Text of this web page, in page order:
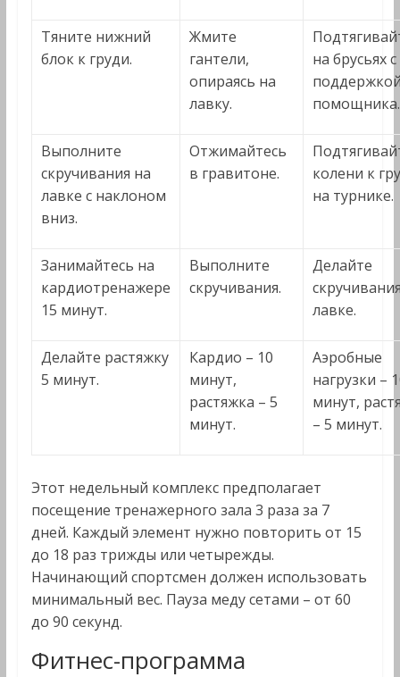
Тяните нижний
блок к груди.
Жмите
гантели,
опираясь на
лавку.
на брусьях с
помощника.
Выполните
скручивания на
лавке с наклоном
вниз.
Отжимайтесь
в гравитоне.
колени к
на турнике.
Занимайтесь на
кардиотренажере
15 минут.
Выполните
скручивания.
Делайте
лавке.
Делайте растяжку
5 минут.
Кардио – 10
минут,
растяжка – 5
минут.
Аэробные
нагрузки –
минут,
– 5 минут.
Этот недельный комплекс предполагает
посещение тренажерного зала 3 раза за 7
дней. Каждый элемент нужно повторить от 15
до 18 раз трижды или четырежды.
Начинающий спортсмен должен использовать
минимальный вес. Пауза меду сетами – от 60
до 90 секунд.
Фитнес-программа